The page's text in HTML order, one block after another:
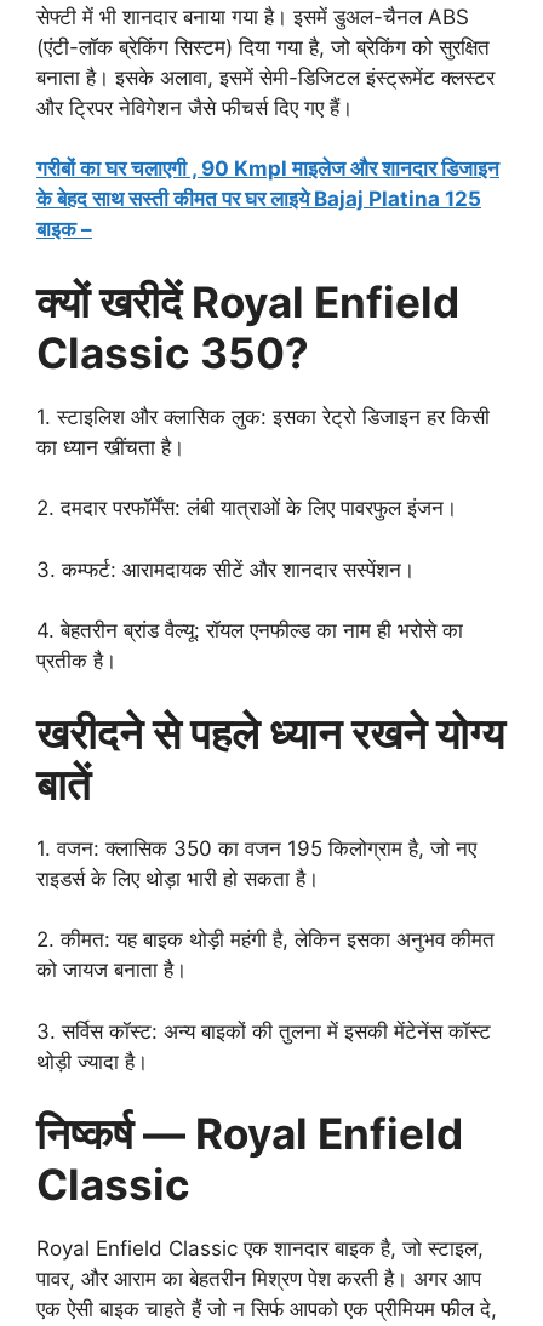
सेफ्टी में भी शानदार बनाया गया है। इसमें डुअल-चैनल ABS
(एंटी-लॉक ब्रेकिंग सिस्टम) दिया गया है, जो ब्रेकिंग को सुरक्षित
बनाता है। इसके अलावा, इसमें सेमी-डिजिटल इंस्ट्रूमेंट क्लस्टर
और ट्रिपर नेविगेशन जैसे फीचर्स दिए गए हैं।
गरीबों का घर चलाएगी , 90 Kmpl माइलेज और शानदार डिजाइन
के बेहद साथ सस्ती कीमत पर घर लाइये Bajaj Platina 125
बाइक –
क्यों खरीदें Royal Enfield
Classic 350?
1. स्टाइलिश और क्लासिक लुक: इसका रेट्रो डिजाइन हर किसी
का ध्यान खींचता है।
2. दमदार परफॉर्मेंस: लंबी यात्राओं के लिए पावरफुल इंजन।
3. कम्फर्ट: आरामदायक सीटें और शानदार सस्पेंशन।
4. बेहतरीन ब्रांड वैल्यू: रॉयल एनफील्ड का नाम ही भरोसे का
प्रतीक है।
खरीदने से पहले ध्यान रखने योग्य
बातें
1. वजन: क्लासिक 350 का वजन 195 किलोग्राम है, जो नए
राइडर्स के लिए थोड़ा भारी हो सकता है।
2. कीमत: यह बाइक थोड़ी महंगी है, लेकिन इसका अनुभव कीमत
को जायज बनाता है।
3. सर्विस कॉस्ट: अन्य बाइकों की तुलना में इसकी मेंटेनेंस कॉस्ट
थोड़ी ज्यादा है।
निष्कर्ष — Royal Enfield
Classic
Royal Enfield Classic एक शानदार बाइक है, जो स्टाइल,
पावर, और आराम का बेहतरीन मिश्रण पेश करती है। अगर आप
एक ऐसी बाइक चाहते हैं जो न सिर्फ आपको एक प्रीमियम फील दे,